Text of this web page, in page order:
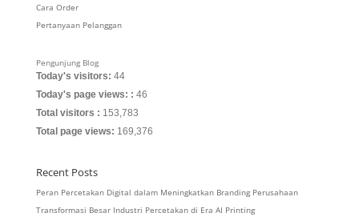
Cara Order
Pertanyaan Pelanggan
Pengunjung Blog
Today's visitors: 44
Today's page views: : 46
Total visitors : 153,783
Total page views: 169,376
Recent Posts
Peran Percetakan Digital dalam Meningkatkan Branding Perusahaan
Transformasi Besar Industri Percetakan di Era AI Printing